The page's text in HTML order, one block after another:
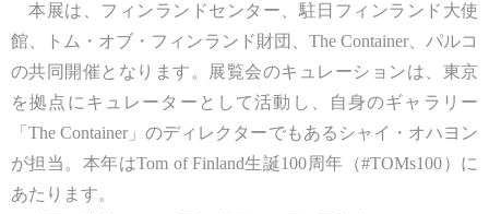
本展は、フィンランドセンター、駐日フィンランド大使
館、トム・オブ・フィンランド財団、The Container、パルコ
の共同開催となります。展覧会のキュレーションは、東京
を拠点にキュレーターとして活動し、自身のギャラリー
「The Container」のディレクターでもあるシャイ・オハヨン
が担当。本年はTom of Finland生誕100周年（#TOMs100）に
あたります。